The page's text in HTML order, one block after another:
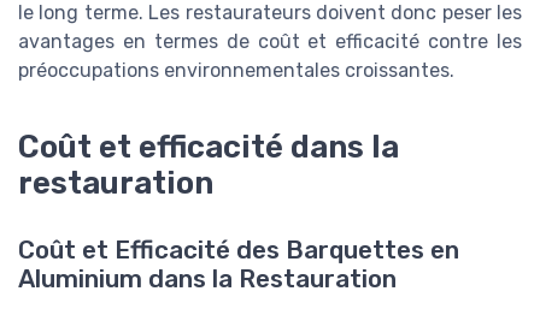
le long terme. Les restaurateurs doivent donc peser les
avantages en termes de coût et efficacité contre les
préoccupations environnementales croissantes.
Coût et efficacité dans la
restauration
Coût et Efficacité des Barquettes en
Aluminium dans la Restauration